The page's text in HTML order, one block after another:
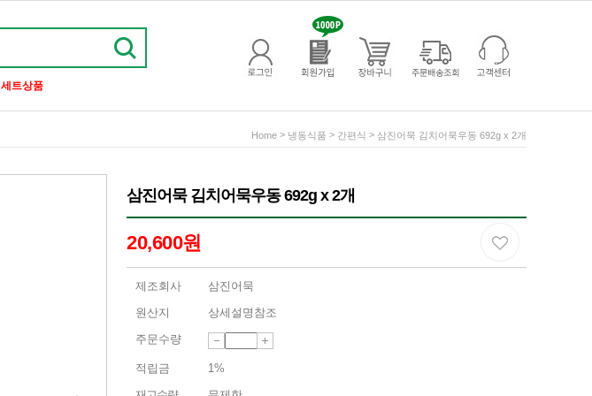
세트상품
Home > 냉동식품 > 간편식 > 삼진어묵 김치어묵우동 692g x 2개
삼진어묵 김치어묵우동 692g x 2개
20,600원
제조회사
삼진어묵
원산지
상세설명참조
주문수량
적립금
1%